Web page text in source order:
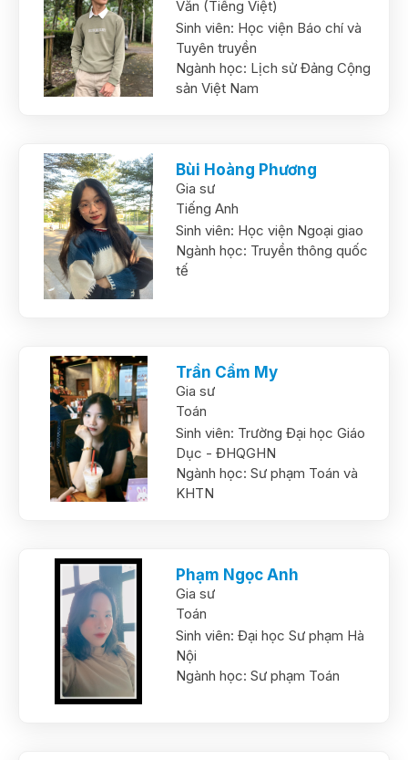
Văn (Tiếng Việt)
Sinh viên: Học viện Báo chí và
Tuyên truyền
Ngành học: Lịch sử Đảng Cộng
sản Việt Nam
Bùi Hoàng Phương
Gia sư
Tiếng Anh
Sinh viên: Học viện Ngoại giao
Ngành học: Truyền thông quốc
tế
Trần Cẩm My
Gia sư
Toán
Sinh viên: Trường Đại học Giáo
Dục - ĐHQGHN
Ngành học: Sư phạm Toán và
KHTN
Phạm Ngọc Anh
Gia sư
Toán
Sinh viên: Đại học Sư phạm Hà
Nội
Ngành học: Sư phạm Toán